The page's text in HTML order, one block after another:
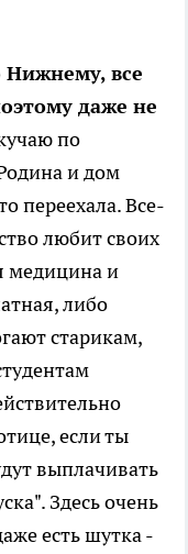
все
даже не
по
и дом
переехала. Все-
любит своих
медицина и
либо
старикам,
если ты
выплачивать
Здесь очень
есть шутка -